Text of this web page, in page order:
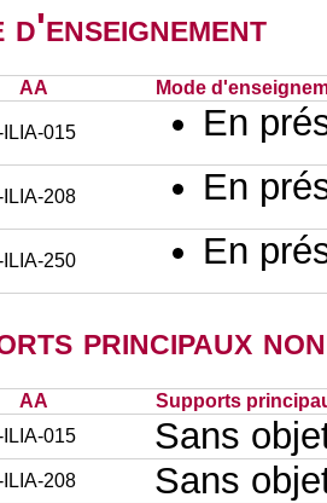
d'enseignement
AA Mode
ILIA-015 En
ILIA-208 En
ILIA-250 En
principaux
AA
Supports
ILIA-015
Sans
ILIA-208 Sans